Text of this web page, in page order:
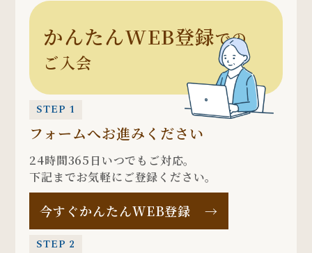
かんたんWEB登録での
ご入会
STEP 1
フォームへお進みください
24時間365日いつでもご対応。
下記までお気軽にご登録ください。
今すぐかんたんWEB登録 →
STEP 2